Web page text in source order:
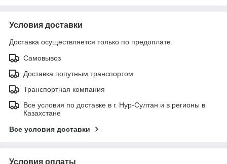
Условия доставки
Доставка осуществляется только по предоплате.
Самовывоз
Доставка попутным транспортом
Транспортная компания
Все условия по доставке в г. Нур-Султан и в регионы в
Казахстане
Все условия доставки
Условия оплаты